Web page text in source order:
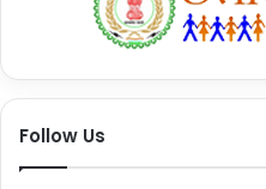
Follow Us